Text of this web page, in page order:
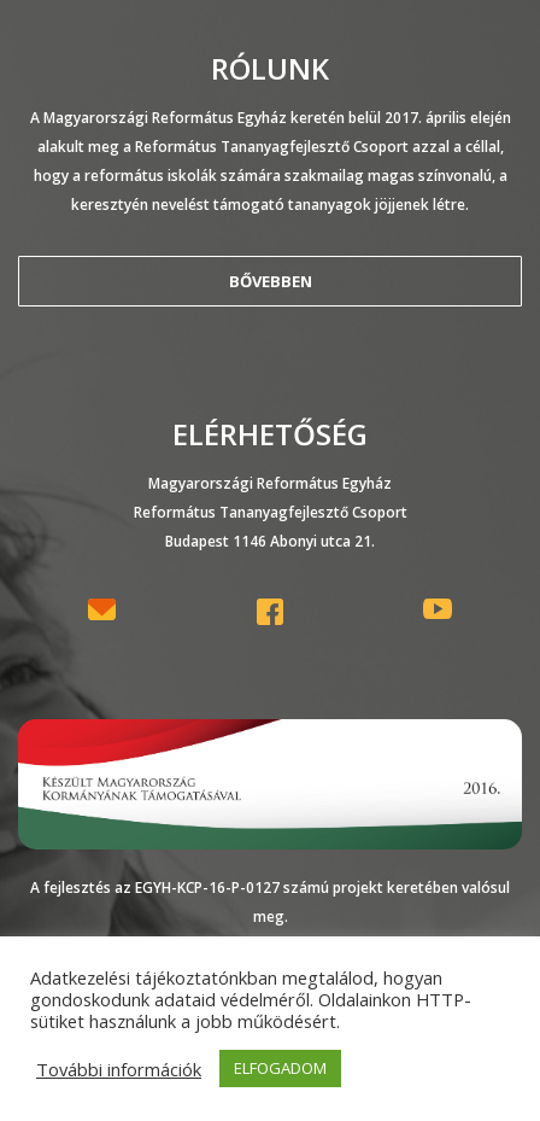
RÓLUNK
A Magyarországi Református Egyház keretén belül 2017. április elején
alakult meg a Református Tananyagfejlesztő Csoport azzal a céllal,
hogy a református iskolák számára szakmailag magas színvonalú, a
keresztyén nevelést támogató tananyagok jöjjenek létre.
BŐVEBBEN
ELÉRHETŐSÉG
Magyarországi Református Egyház
Református Tananyagfejlesztő Csoport
Budapest 1146 Abonyi utca 21.
A fejlesztés az EGYH-KCP-16-P-0127 számú projekt keretében valósul
meg.
Magyarországi
Református Egyház
Impresszum
Adatkezelési
tájékoztató
Adatkezelési tájékoztatónkban megtalálod, hogyan
gondoskodunk adataid védelméről. Oldalainkon HTTP-
sütiket használunk a jobb működésért.
További információk
ELFOGADOM